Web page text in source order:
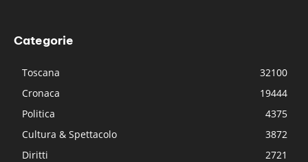
Categorie
Toscana
32100
Cronaca
19444
Politica
4375
Cultura & Spettacolo
3872
Diritti
2721